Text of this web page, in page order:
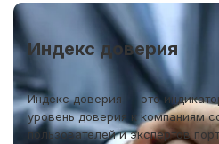
Индекс доверия
Индекс доверия — это
уровень доверия к компаниям
пользователей и экспертов